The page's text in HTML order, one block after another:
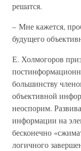
решатся.
– Мне кажется,
будущего
Е. Холмогоров
большинству
объективной
неоспорим.
информации на
бесконечно
логичного